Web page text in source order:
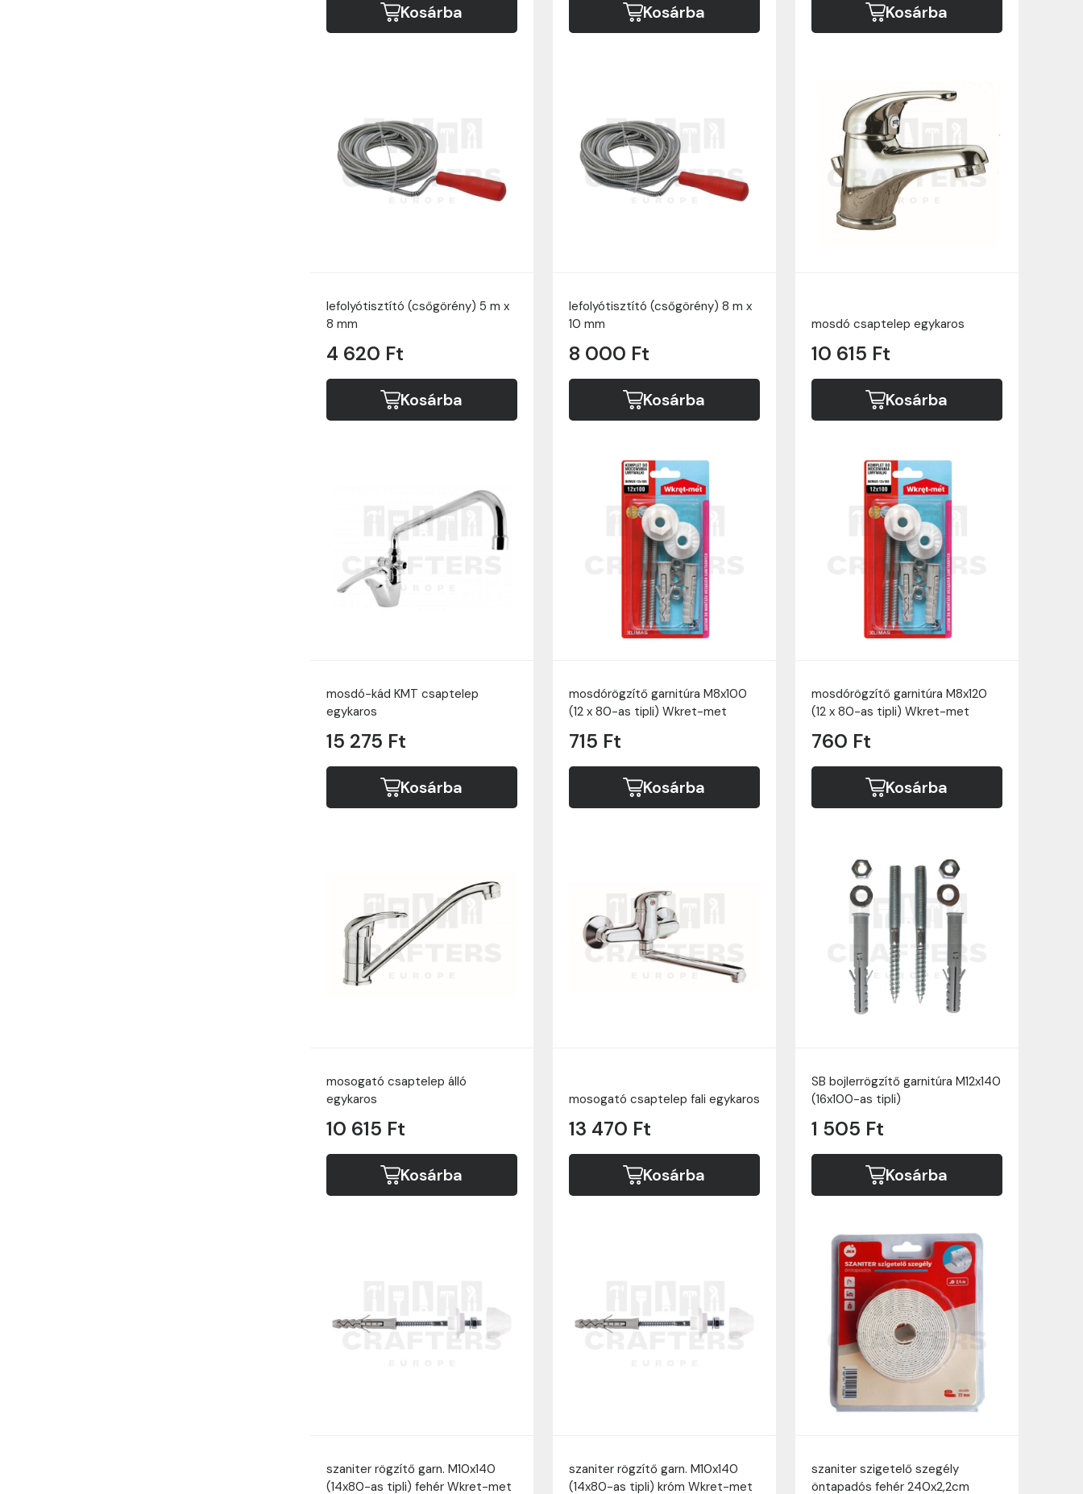
Kosárba Kosárba Kosárba
lefolyótisztító (csőgörény) 5 m x
8 mm
4 620 Ft
Kosárba
lefolyótisztító (csőgörény) 8 m x
10 mm
8 000 Ft
Kosárba
mosdó csaptelep egykaros
10 615 Ft
Kosárba
mosdó-kád KMT csaptelep
egykaros
15 275 Ft
Kosárba
mosdórögzítő garnitúra M8x100
(12 x 80-as tipli) Wkret-met
715 Ft
Kosárba
mosdórögzítő garnitúra M8x120
(12 x 80-as tipli) Wkret-met
760 Ft
Kosárba
mosogató csaptelep álló
egykaros
10 615 Ft
Kosárba
mosogató csaptelep fali egykaros
13 470 Ft
Kosárba
SB bojlerrögzítő garnitúra M12x140
(16x100-as tipli)
1 505 Ft
Kosárba
szaniter rögzítő garn. M10x140
(14x80-as tipli) fehér Wkret-met
szaniter rögzítő garn. M10x140
(14x80-as tipli) króm Wkret-met
szaniter szigetelő szegély
öntapadós fehér 240x2,2cm